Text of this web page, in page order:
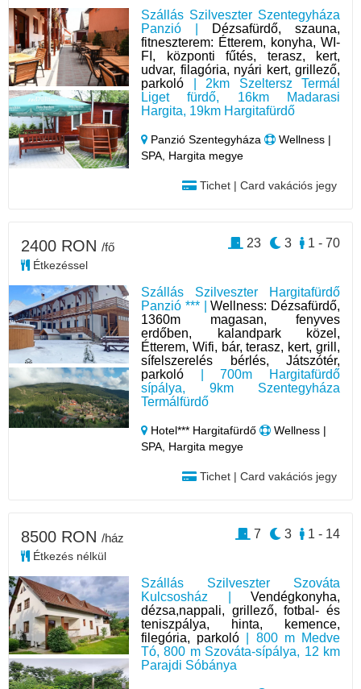
Szállás Szilveszter Szentegyháza
Panzió |
Dézsafürdő, szauna,
fitneszterem: Étterem, konyha, WI-
FI, központi fűtés, terasz, kert,
udvar, filagória, nyári kert, grillező,
parkoló | 2km Szeltersz Termál
Liget fürdő, 16km Madarasi
Hargita, 19km Hargitafürdő
Panzió Szentegyháza
Wellness |
SPA, Hargita megye
Tichet | Card vakációs jegy
Szállás Szilveszter Hargitafürdő
Panzió *** |Wellness: Dézsafürdő,
1360m magasan, fenyves
erdőben, kalandpark közel,
Étterem, Wifi, bár, terasz, kert, grill,
sífelszerelés bérlés, Játszótér,
parkoló | 700m Hargitafürdő
sípálya, 9km Szentegyháza
Termálfürdő
Hotel*** Hargitafürdő
Wellness |
SPA, Hargita megye
Tichet | Card vakációs jegy
2400 RON /fő
Étkezéssel
1 - 70
3
23
Szállás Szilveszter Szováta
Kulcsosház | Vendégkonyha,
dézsa,nappali, grillező, fotbal- és
teniszpálya, hinta, kemence,
filegória, parkoló | 800 m Medve
Tó, 800 m Szováta-sípálya, 12 km
Parajdi Sóbánya
8500 RON /ház
Étkezés nélkül
1 - 14
3
7